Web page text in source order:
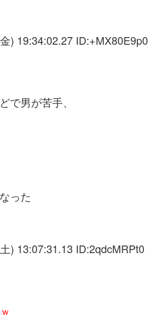
) 19:34:02.27 ID:+MX80E9p0
男が苦手、
った
) 13:07:31.13 ID:2qdcMRPt0